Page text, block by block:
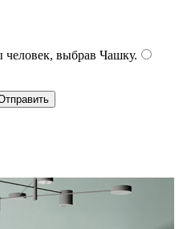
выбрав Чашку.